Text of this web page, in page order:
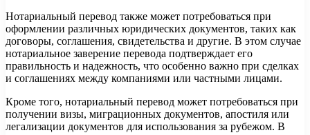
Нотариальный перевод также может потребоваться при
оформлении различных юридических документов, таких как
договоры, соглашения, свидетельства и другие. В этом случае
нотариальное заверение перевода подтверждает его
правильность и надежность, что особенно важно при сделках
и соглашениях между компаниями или частными лицами.
Кроме того, нотариальный перевод может потребоваться при
получении визы, миграционных документов, апостиля или
легализации документов для использования за рубежом. В